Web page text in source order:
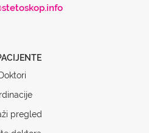
Doktori
pregled